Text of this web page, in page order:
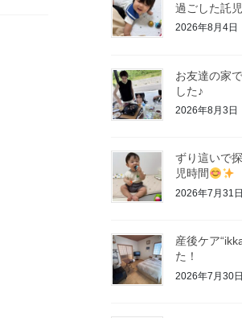
過ごした託
2026年8月4日
お友達の家
した♪
2026年8月3日
ずり這いで
児時間
2026年7月31日
産後ケア
た！
2026年7月30日